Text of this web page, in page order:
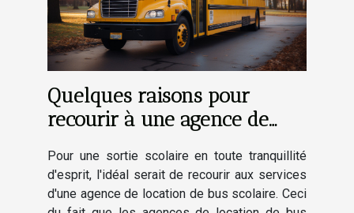
Quelques raisons pour
recourir à une agence de
Pour une sortie scolaire en toute tranquillité
d'esprit, l'idéal serait de recourir aux services
d'une agence de location de bus scolaire. Ceci